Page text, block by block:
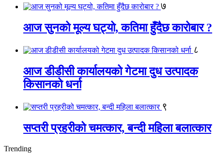
७
आज सुनको मूल्य घट्यो, कतिमा हुँदैछ कारोबार ?
८
आज डीडीसी कार्यालयको गेटमा दुध उत्पादक
किसानको धर्ना
९
सप्तरी प्रहरीको चमत्कार, बन्दी महिला बलात्कार
Trending